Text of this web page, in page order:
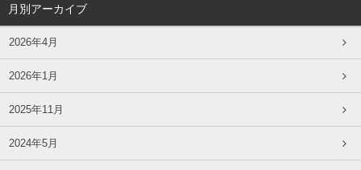
月別アーカイブ
2026年4月
2026年1月
2025年11月
2024年5月